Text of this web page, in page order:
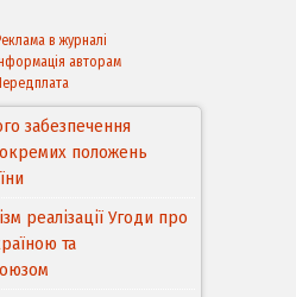
в журналі
авторам
забезпечення
окремих положень
реалізації Угоди про
та